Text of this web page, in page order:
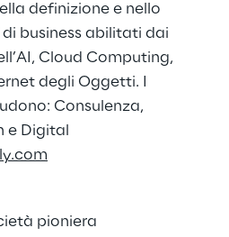
definizione e nello
business abilitati dai
Cloud Computing,
degli Oggetti. I
Consulenza,
e Digital
pioniera